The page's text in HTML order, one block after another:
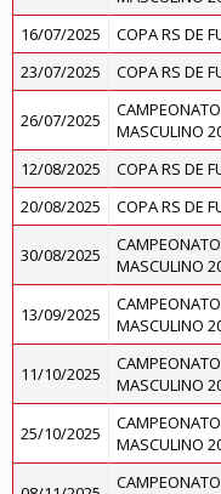
16/07/2025
COPA RS DE
23/07/2025
COPA RS DE
26/07/2025
MASCULINO
12/08/2025 COPA RS DE
20/08/2025
COPA RS DE
30/08/2025
MASCULINO
13/09/2025
MASCULINO
11/10/2025
MASCULINO
25/10/2025
MASCULINO